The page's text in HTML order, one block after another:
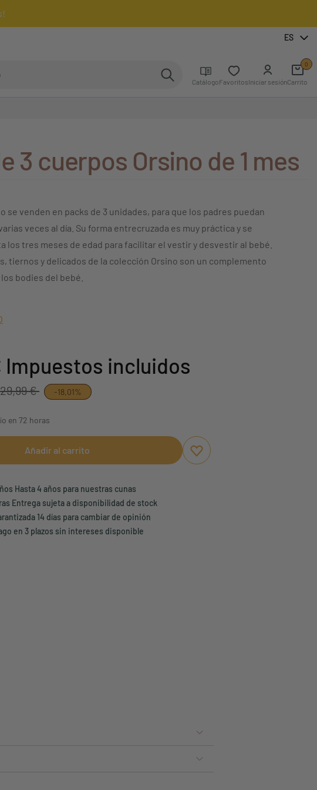
ES
CatálogoFavoritosIniciar sesiónCarrito
0
3 cuerpos Orsino de 1 mes
se venden en packs de 3 unidades, para que los padres puedan
veces al día. Su forma entrecruzada es muy práctica y se
los tres meses de edad para facilitar el vestir y desvestir al bebé.
tiernos y delicados de la colección Orsino son un complemento
bodies del bebé.
Impuestos incluidos
29,99 € -18,01%
en 72 horas
Añadir al carrito
Aggiungi ai preferiti
borrar favoritos
Hasta 4 años para nuestras cunas
Entrega sujeta a disponibilidad de stock
14 días para cambiar de opinión
en 3 plazos sin intereses disponible